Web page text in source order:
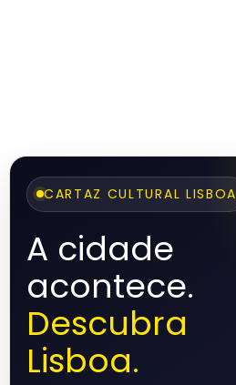
CARTAZ CULTURAL LISBOA
A cidade
acontece.
Descubra
Lisboa.